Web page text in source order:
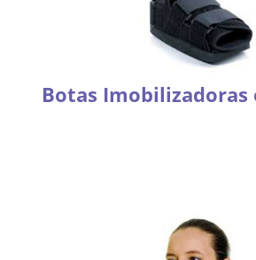
Botas Imobilizadoras